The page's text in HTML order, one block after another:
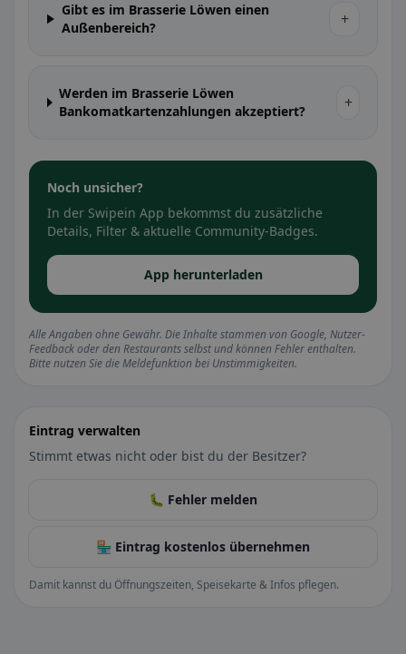
Gibt es im Brasserie Löwen einen
Außenbereich?
+
Werden im Brasserie Löwen
Bankomatkartenzahlungen akzeptiert?
+
Noch unsicher?
In der Swipein App bekommst du zusätzliche
Details, Filter & aktuelle Community-Badges.
App herunterladen
Alle Angaben ohne Gewähr. Die Inhalte stammen von Google, Nutzer-
Feedback oder den Restaurants selbst und können Fehler enthalten.
Bitte nutzen Sie die Meldefunktion bei Unstimmigkeiten.
Eintrag verwalten
Stimmt etwas nicht oder bist du der Besitzer?
🐛 Fehler melden
🏪 Eintrag kostenlos übernehmen
Damit kannst du Öffnungszeiten, Speisekarte & Infos pflegen.